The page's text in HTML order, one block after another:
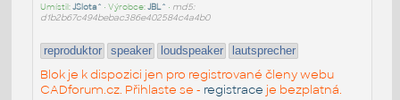
Umístil:JSlota^ • Výrobce:JBL^ • md5:
d1b2b67c494bebac386e402584c4a4b0
reproduktor speaker loudspeaker lautsprecher
Blok je k dispozici jen pro registrované členy webu
CADforum.cz. Přihlaste se - registrace je bezplatná.